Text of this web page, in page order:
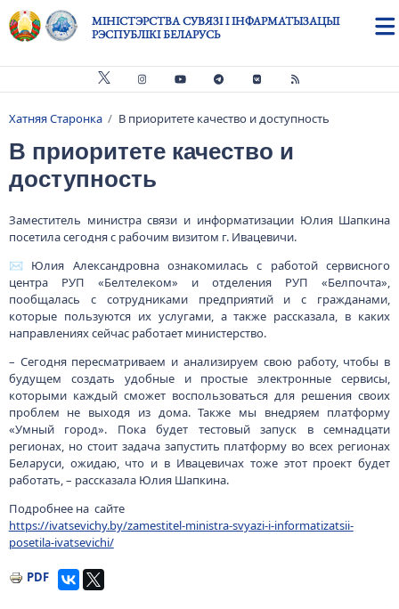
Skip to main content
МІНІСТЭРСТВА СУВЯЗІ І ІНФАРМАТЫЗАЦЫІ
РЭСПУБЛІКІ БЕЛАРУСЬ
Breadcrumb
Хатняя Старонка В приоритете качество и доступность
В приоритете качество и
доступность
Заместитель министра связи и информатизации Юлия Шапкина
посетила сегодня с рабочим визитом г. Ивацевичи.
✉️ Юлия Александровна ознакомилась с работой сервисного
центра РУП «Белтелеком» и отделения РУП «Белпочта»,
пообщалась с сотрудниками предприятий и с гражданами,
которые пользуются их услугами, а также рассказала, в каких
направлениях сейчас работает министерство.
– Сегодня пересматриваем и анализируем свою работу, чтобы в
будущем создать удобные и простые электронные сервисы,
которыми каждый сможет воспользоваться для решения своих
проблем не выходя из дома. Также мы внедряем платформу
«Умный город». Пока будет тестовый запуск в семнадцати
регионах, но стоит задача запустить платформу во всех регионах
Беларуси, ожидаю, что и в Ивацевичах тоже этот проект будет
работать, – рассказала Юлия Шапкина.
Подробнее на сайте
https://ivatsevichy.by/zamestitel-ministra-svyazi-i-informatizatsii-
posetila-ivatsevichi/
PDF